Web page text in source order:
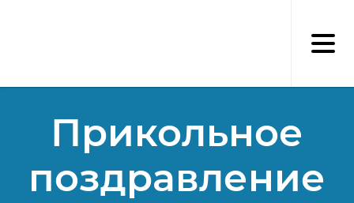
Прикольное
поздравление